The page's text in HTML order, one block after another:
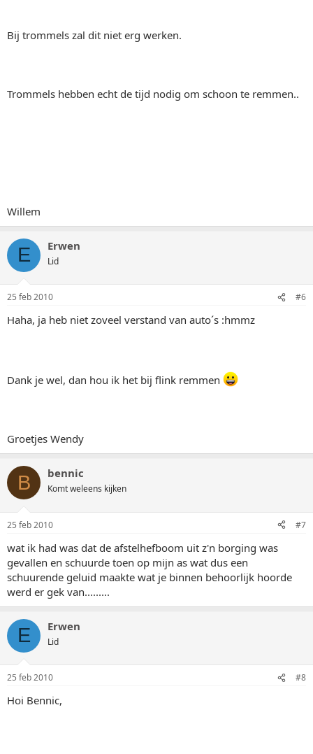
Bij trommels zal dit niet erg werken.
Trommels hebben echt de tijd nodig om schoon te remmen..
Willem
E Erwen
Lid
25 feb 2010 #6
Haha, ja heb niet zoveel verstand van auto´s :hmmz
Dank je wel, dan hou ik het bij flink remmen
Groetjes Wendy
B bennic
Komt weleens kijken
25 feb 2010 #7
wat ik had was dat de afstelhefboom uit z'n borging was
gevallen en schuurde toen op mijn as wat dus een
schuurende geluid maakte wat je binnen behoorlijk hoorde
werd er gek van.........
E Erwen
Lid
25 feb 2010 #8
Hoi Bennic,